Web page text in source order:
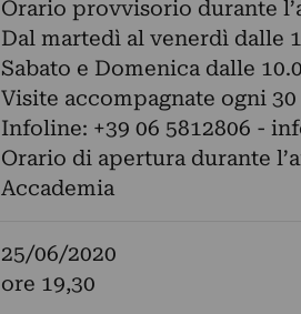
Orario provvisorio durante
Dal martedì al venerdì dalle
Sabato e Domenica dalle
Visite accompagnate ogni
Infoline: +39 06 5812806 -
Orario di apertura durante
Accademia
25/06/2020
ore 19,30